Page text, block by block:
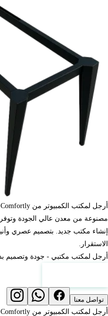
إنشاء مكتب جديد. بتصميم عصري
الاستقرار.
أرجل لمكتب مكتبي - جودة وتصميم
تواصل معنا